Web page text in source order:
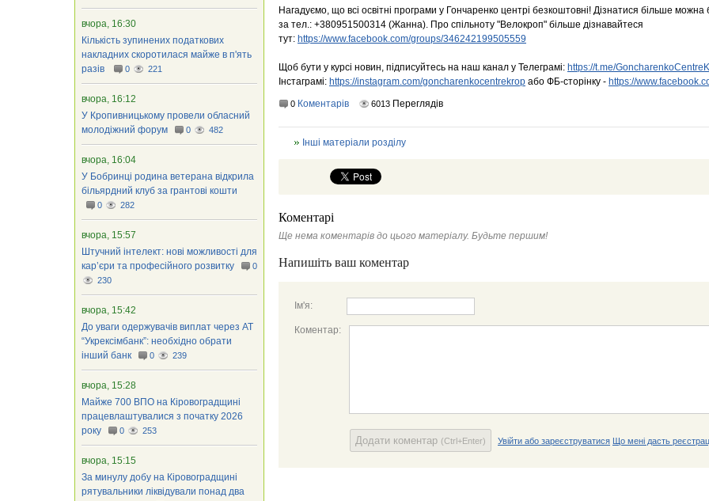
​Нагадуємо, що всі освітні програми у Гончаренко центрі безкоштовні! Дізнатися більше можна
за тел.: +380951500314 (Жанна). Про спільноту "Велокроп" більше дізнавайтеся
тут: https://www.facebook.com/groups/346242199505559
Щоб бути у курсі новин, підписуйтесь на наш канал у Телеграмі: https://t.me/
Інстаграмі: https://instagram.com/goncharenkocentrekrop або ФБ-сторінку - https://
0 Коментарів 6013 Переглядів
Інші матеріали розділу
Коментарі
Ще нема коментарів до цього матеріалу. Будьте першим!
Напишіть ваш коментар
Ім'я:
Коментар:
Додати коментар (Ctrl+Enter) Увійти або зареєструватися Що мені дасть
вчора, 16:30
Кількість зупинених податкових
накладних скоротилася майже в п'ять
разів
0 221
вчора, 16:12
У Кропивницькому провели обласний
молодіжний форум
0 482
вчора, 16:04
У Бобринці родина ветерана відкрила
більярдний клуб за грантові кошти
0 282
вчора, 15:57
Штучний інтелект: нові можливості для
кар’єри та професійного розвитку
0
230
вчора, 15:42
До уваги одержувачів виплат через АТ
“Укрексімбанк”: необхідно обрати
інший банк
0 239
вчора, 15:28
Майже 700 ВПО на Кіровоградщині
працевлаштувалися з початку 2026
року
0 253
вчора, 15:15
За минулу добу на Кіровоградщині
рятувальники ліквідували понад два